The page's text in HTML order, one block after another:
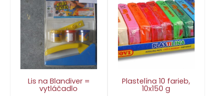
Lis na Blandiver =
vytláčadlo
Plastelína 10 farieb,
10x150 g